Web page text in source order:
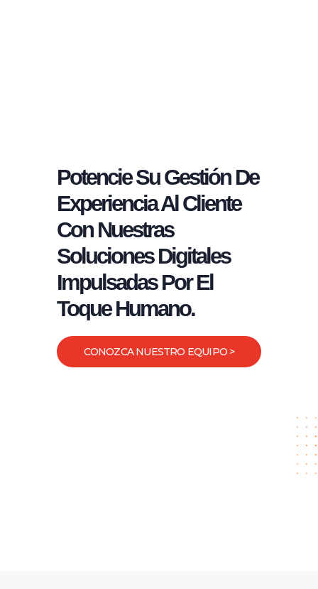
Potencie Su Gestión De
Experiencia Al Cliente
Con Nuestras
Soluciones Digitales
Impulsadas Por El
Toque Humano.
CONOZCA NUESTRO EQUIPO >